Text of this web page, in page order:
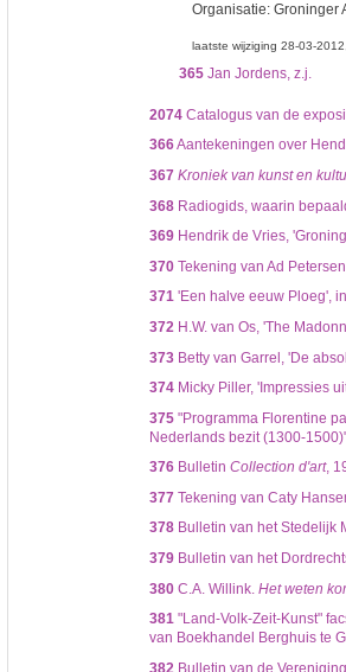
Organisatie: Groninger
laatste wijziging 28-03-2012
365Jan Jordens, z.j.
2074Catalogus van de
366Aantekeningen over
367 Kroniek van kunst en
368Radiogids, waarin
369Hendrik de Vries,
370Tekening van Ad
371'Een halve eeuw Ploeg',
372H.W. van Os, 'The
373Betty van Garrel, 'De
374Micky Piller, 'Impressies
375"Programma Florentine
Nederlands bezit (1300-
376Bulletin Collection d'art,
377Tekening van Caty
378Bulletin van het Stedelijk
379Bulletin van het
380C.A. Willink. Het weten
381"Land-Volk-Zeit-Kunst"
van Boekhandel Berghuis te
382 Bulletin van de